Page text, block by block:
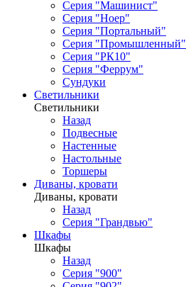
Серия "Машинист"
Серия "Ноер"
Серия "Портальный"
Серия "Промышленный"
Серия "РК10"
Серия "Феррум"
Сундуки
Светильники
Светильники
Назад
Подвесные
Настенные
Настольные
Торшеры
Диваны, кровати
Диваны, кровати
Назад
Серия "Грандвью"
Шкафы
Шкафы
Назад
Серия "900"